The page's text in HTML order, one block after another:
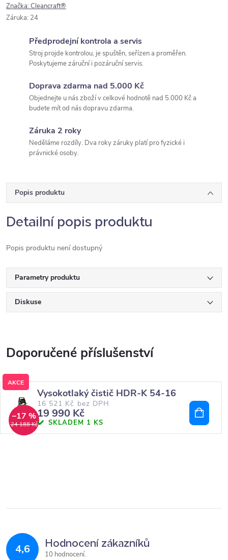
Značka:Cleancraft®
Záruka: 24
Předprodejní kontrola a servis
Stroj projde kontrolou, je spuštěn, seřízen a proměřen.
Poskytujeme záruční i pozáruční servis.
Doprava zdarma nad 5.000 Kč
Objednejte u nás zboží v celkové hodnotě nad 5.000 Kč a
budete mít od nás dopravu zdarma.
Záruka 2 roky
Neděláme rozdíly. Dva roky záruky platí pro fyzické i
právnické osoby.
Popis produktu
Detailní popis produktu
Popis produktu není dostupný
Parametry produktu
Diskuse
AKCE
24 188 Kč
–17 %
Vysokotlaký čistič HDR-K 54-16
16 521 Kč bez DPH
19 990 Kč
SKLADEM 1 KS
4,6 Hodnocení zákazníků
10 hodnocení